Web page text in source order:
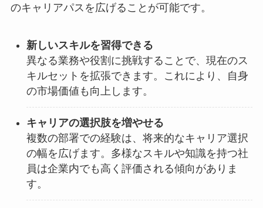
のキャリアパスを広げることが可能です。
新しいスキルを習得できる
異なる業務や役割に挑戦することで、現在のス
キルセットを拡張できます。これにより、自身
の市場価値も向上します。
キャリアの選択肢を増やせる
複数の部署での経験は、将来的なキャリア選択
の幅を広げます。多様なスキルや知識を持つ社
員は企業内でも高く評価される傾向がありま
す。